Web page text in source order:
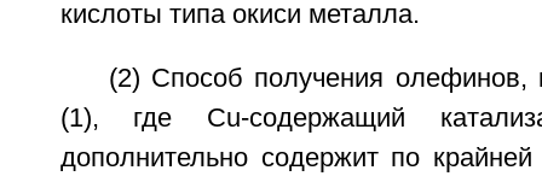
кислоты типа окиси металла.
(2) Способ получения
(1), где Cu-содержащий
дополнительно содержит по